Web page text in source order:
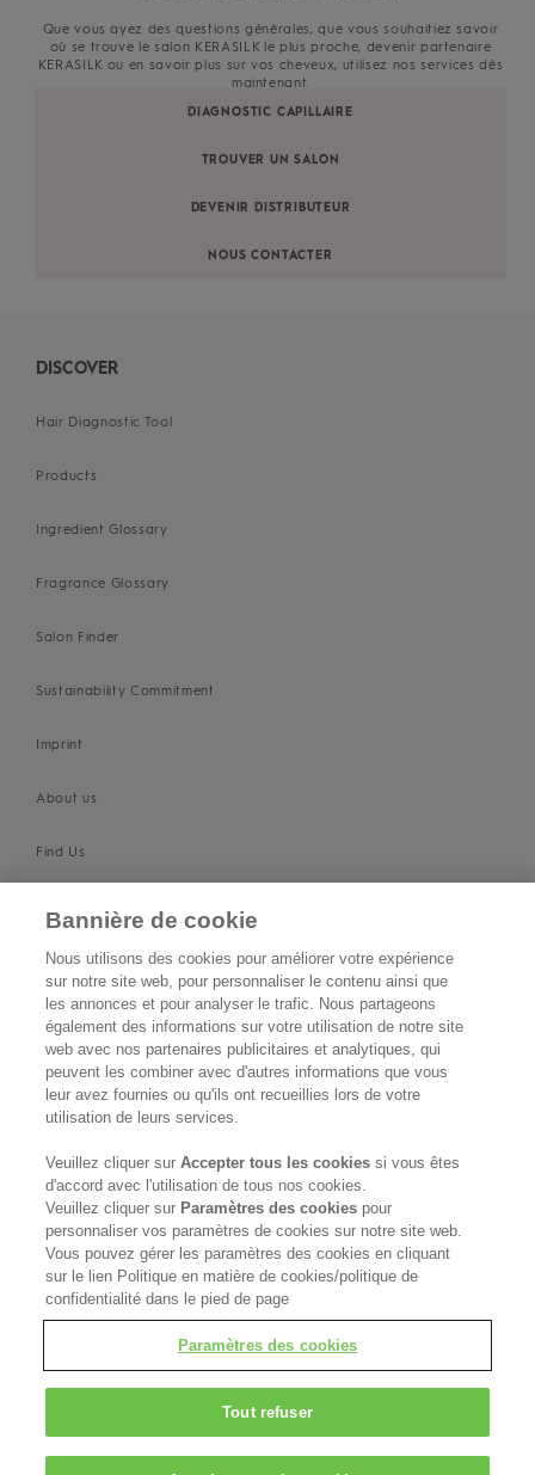
Que vous ayez des questions générales, que vous souhaitiez savoir
où se trouve le salon KERASILK le plus proche, devenir partenaire
KERASILK ou en savoir plus sur vos cheveux, utilisez nos services dès
maintenant.
DIAGNOSTIC CAPILLAIRE
TROUVER UN SALON
DEVENIR DISTRIBUTEUR
NOUS CONTACTER
DISCOVER
Hair Diagnostic Tool
Products
Ingredient Glossary
Fragrance Glossary
Salon Finder
Sustainability Commitment
Imprint
About us
Find Us
Contact Us
Become a Stockist
Privacy Policy
Cookie Policy
Terms & Conditions
FOLLOW US
Kerasilk is part of
Bannière de cookie
Nous utilisons des cookies pour améliorer votre expérience
sur notre site web, pour personnaliser le contenu ainsi que
les annonces et pour analyser le trafic. Nous partageons
également des informations sur votre utilisation de notre site
web avec nos partenaires publicitaires et analytiques, qui
peuvent les combiner avec d'autres informations que vous
leur avez fournies ou qu'ils ont recueillies lors de votre
utilisation de leurs services.
Veuillez cliquer surAccepter tous les cookies si vous êtes
d'accord avec l'utilisation de tous nos cookies.
Veuillez cliquer sur Paramètres des cookies pour
personnaliser vos paramètres de cookies sur notre site web.
Vous pouvez gérer les paramètres des cookies en cliquant
sur le lien Politique en matière de cookies/politique de
confidentialité dans le pied de page
Paramètres des cookies
Tout refuser